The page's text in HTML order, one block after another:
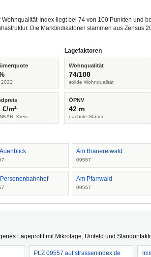
Index liegt bei 74 von 100 Punkten und
Die Marktindikatoren stammen aus Zensus
2022
€/m²
Kreis
Lagefaktoren
Wohnqualität
74/100
solide Wohnqualität
ÖPNV
42 m
nächste Station
Am Brauereiwald
09557
Am Pfarrwald
09557
Lageprofil mit Mikrolage, Umfeld und
PLZ 09557 auf strassenindex.de